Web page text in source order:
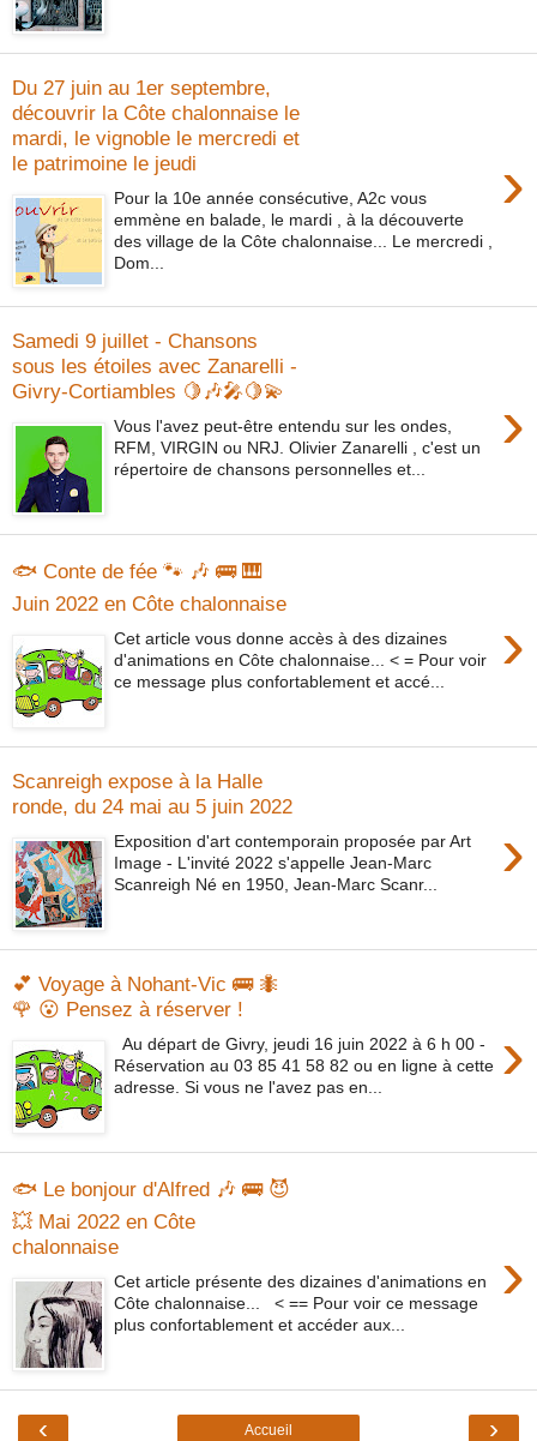
Du 27 juin au 1er septembre,
découvrir la Côte chalonnaise le
mardi, le vignoble le mercredi et
le patrimoine le jeudi
›
Pour la 10e année consécutive, A2c vous
emmène en balade, le mardi , à la découverte
des village de la Côte chalonnaise... Le mercredi ,
Dom...
Samedi 9 juillet - Chansons
sous les étoiles avec Zanarelli -
Givry-Cortiambles ​🍋🎶🎤🍋💫
›
Vous l'avez peut-être entendu sur les ondes,
RFM, VIRGIN ou NRJ. Olivier Zanarelli , c'est un
répertoire de chansons personnelles et...
🐟 Conte de fée 🐾 🎶 🚌 🎹
Juin 2022 en Côte chalonnaise
›
Cet article vous donne accès à des dizaines
d'animations en Côte chalonnaise... < = Pour voir
ce message plus confortablement et accé...
Scanreigh expose à la Halle
ronde, du 24 mai au 5 juin 2022
›
Exposition d'art contemporain proposée par Art
Image - L'invité 2022 s'appelle Jean-Marc
Scanreigh Né en 1950, Jean-Marc Scanr...
💕 Voyage à Nohant-Vic 🚌 🐜
🌹 😮 Pensez à réserver !
›
Au départ de Givry, jeudi 16 juin 2022 à 6 h 00 -
Réservation au 03 85 41 58 82 ou en ligne à cette
adresse. Si vous ne l'avez pas en...
🐟 Le bonjour d'Alfred 🎶 🚌 😈
💥 Mai 2022 en Côte
chalonnaise
›
Cet article présente des dizaines d'animations en
Côte chalonnaise... < == Pour voir ce message
plus confortablement et accéder aux...
‹ ›
Accueil